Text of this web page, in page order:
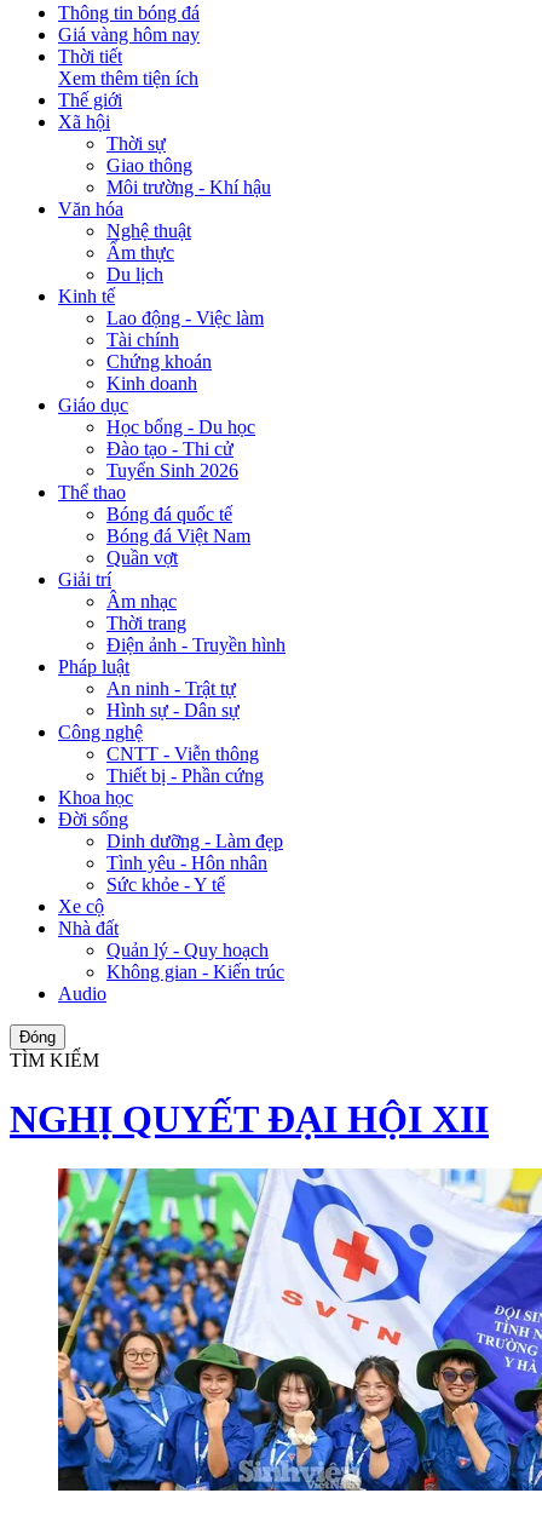
Thông tin bóng đá
Giá vàng hôm nay
Thời tiết
Xem thêm tiện ích
Thế giới
Xã hội
Thời sự
Giao thông
Môi trường - Khí hậu
Văn hóa
Nghệ thuật
Ẩm thực
Du lịch
Kinh tế
Lao động - Việc làm
Tài chính
Chứng khoán
Kinh doanh
Giáo dục
Học bổng - Du học
Đào tạo - Thi cử
Tuyển Sinh 2026
Thể thao
Bóng đá quốc tế
Bóng đá Việt Nam
Quần vợt
Giải trí
Âm nhạc
Thời trang
Điện ảnh - Truyền hình
Pháp luật
An ninh - Trật tự
Hình sự - Dân sự
Công nghệ
CNTT - Viễn thông
Thiết bị - Phần cứng
Khoa học
Đời sống
Dinh dưỡng - Làm đẹp
Tình yêu - Hôn nhân
Sức khỏe - Y tế
Xe cộ
Nhà đất
Quản lý - Quy hoạch
Không gian - Kiến trúc
Audio
Đóng
TÌM KIẾM
NGHỊ QUYẾT ĐẠI HỘI XII